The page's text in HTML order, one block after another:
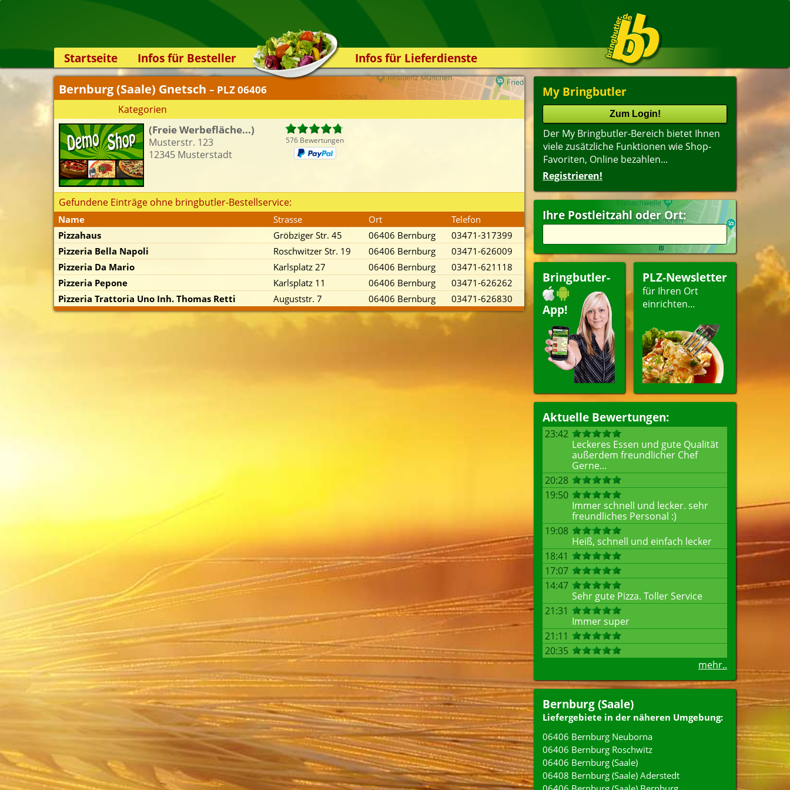
Startseite
Infos für Besteller
Lieferservice-App
Weiterempfehlen
Newsletter
Sicherheit
Kontakt
Infos für Lieferdienste
Kassensystem
Zuverlässigkeit
Styles
Kontakt
My Bringbutler
Der My Bringbutler-Bereich bietet Ihnen
viele zusätzliche Funktionen wie Shop-
Favoriten, Online bezahlen...
Registrieren!
Ihre Postleitzahl oder Ort:
Bringbutler-
App!
PLZ-Newsletter
für Ihren Ort
einrichten...
Aktuelle Bewertungen:
23:42
Leckeres Essen und gute Qualität
außerdem freundlicher Chef
Gerne...
20:28
19:50
Immer schnell und lecker. sehr
freundliches Personal :)
19:08
Heiß, schnell und einfach lecker
18:41
17:07
14:47
Sehr gute Pizza. Toller Service
21:31
Immer super
21:11
20:35
mehr..
Bernburg (Saale)
Liefergebiete in der näheren Umgebung:
06406 Bernburg Neuborna
06406 Bernburg Roschwitz
06406 Bernburg (Saale)
06408 Bernburg (Saale) Aderstedt
Bernburg (Saale) Gnetsch – PLZ 06406
Kategorien
(Freie Werbefläche...)
Musterstr. 123
12345 Musterstadt
576 Bewertungen
Gefundene Einträge ohne bringbutler-Bestellservice:
Name Strasse Ort
Telefon
Pizzahaus
Gröbziger Str. 45 06406 Bernburg
03471-317399
Pizzeria Bella Napoli
Roschwitzer Str. 19 06406 Bernburg
03471-626009
Pizzeria Da Mario
Karlsplatz 27 06406 Bernburg
03471-621118
Pizzeria Pepone
Karlsplatz 11 06406 Bernburg
03471-626262
Pizzeria Trattoria Uno Inh. Thomas Retti
Auguststr. 7 06406 Bernburg 03471-626830